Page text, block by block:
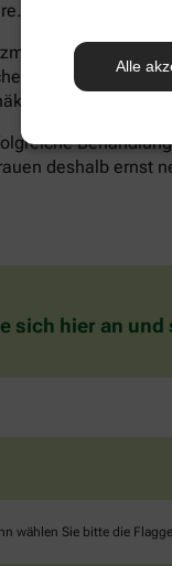
Alle
akute
Belastungen
deshalb ernst
sich hier an
wählen Sie bitte die Flagge